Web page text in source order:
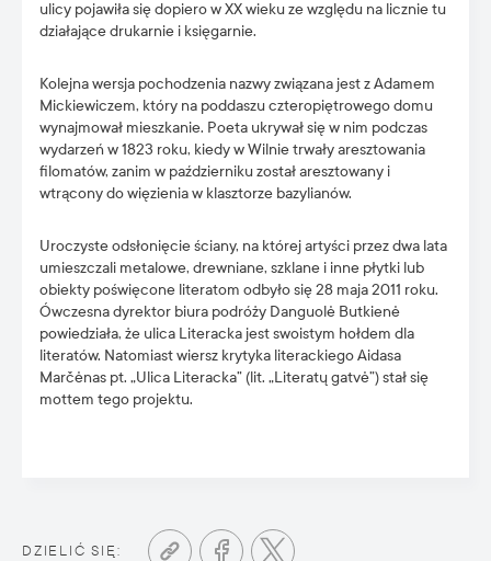
ulicy pojawiła się dopiero w XX wieku ze względu na licznie tu
działające drukarnie i księgarnie.
Kolejna wersja pochodzenia nazwy związana jest z Adamem
Mickiewiczem, który na poddaszu czteropiętrowego domu
wynajmował mieszkanie. Poeta ukrywał się w nim podczas
wydarzeń w 1823 roku, kiedy w Wilnie trwały aresztowania
filomatów, zanim w październiku został aresztowany i
wtrącony do więzienia w klasztorze bazylianów.
Uroczyste odsłonięcie ściany, na której artyści przez dwa lata
umieszczali metalowe, drewniane, szklane i inne płytki lub
obiekty poświęcone literatom odbyło się 28 maja 2011 roku.
Ówczesna dyrektor biura podróży Danguolė Butkienė
powiedziała, że ulica Literacka jest swoistym hołdem dla
literatów. Natomiast wiersz krytyka literackiego Aidasa
Marčėnas pt. „Ulica Literacka” (lit. „Literatų gatvė”) stał się
mottem tego projektu.
DZIELIĆ SIĘ: